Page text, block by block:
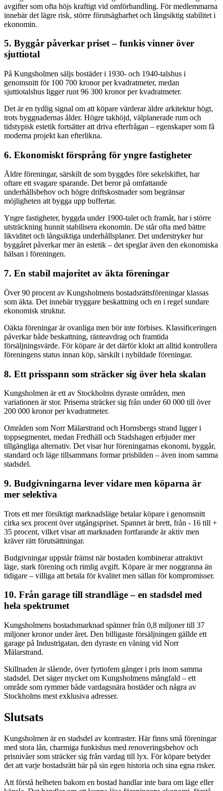
avgifter som ofta höjs kraftigt vid omförhandling. För medlemmarna
innebär det lägre risk, större förutsägbarhet och långsiktig stabilitet i
ekonomin.
5. Byggår påverkar priset – funkis vinner över
sjuttiotal
På Kungsholmen säljs bostäder i 1930- och 1940-talshus i
genomsnitt för 100 700 kronor per kvadratmeter, medan
sjuttiotalshus ligger runt 96 300 kronor per kvadratmeter.
Det är en tydlig signal om att köpare värderar äldre arkitektur högt,
trots byggnadernas ålder. Högre takhöjd, välplanerade rum och
tidstypisk estetik fortsätter att driva efterfrågan – egenskaper som få
moderna projekt kan efterlikna.
6. Ekonomiskt försprång för yngre fastigheter
Äldre föreningar, särskilt de som byggdes före sekelskiftet, har
oftare ett svagare sparande. Det beror på omfattande
underhållsbehov och högre driftskostnader som begränsar
möjligheten att bygga upp buffertar.
Yngre fastigheter, byggda under 1900-talet och framåt, har i större
utsträckning hunnit stabilisera ekonomin. De står ofta med bättre
likviditet och långsiktiga underhållsplaner. Det understryker hur
byggåret påverkar mer än estetik – det speglar även den ekonomiska
hälsan i föreningen.
7. En stabil majoritet av äkta föreningar
Över 90 procent av Kungsholmens bostadsrättsföreningar klassas
som äkta. Det innebär tryggare beskattning och en i regel sundare
ekonomisk struktur.
Oäkta föreningar är ovanliga men bör inte förbises. Klassificeringen
påverkar både beskattning, ränteavdrag och framtida
försäljningsvärde. För köpare är det därför klokt att alltid kontrollera
föreningens status innan köp, särskilt i nybildade föreningar.
8. Ett prisspann som sträcker sig över hela skalan
Kungsholmen är ett av Stockholms dyraste områden, men
variationen är stor. Priserna sträcker sig från under 60 000 till över
200 000 kronor per kvadratmeter.
Områden som Norr Mälarstrand och Hornsbergs strand ligger i
toppsegmentet, medan Fredhäll och Stadshagen erbjuder mer
tillgängliga alternativ. Det visar hur föreningarnas ekonomi, byggår,
standard och läge tillsammans formar prisbilden – även inom samma
stadsdel.
9. Budgivningarna lever vidare men köparna är
mer selektiva
Trots ett mer försiktigt marknadsläge betalar köpare i genomsnitt
cirka sex procent över utgångspriset. Spannet är brett, från - 16 till +
35 procent, vilket visar att marknaden fortfarande är aktiv men
kräver rätt förutsättningar.
Budgivningar uppstår främst när bostaden kombinerar attraktivt
läge, stark förening och rimlig avgift. Köpare är mer noggranna än
tidigare – villiga att betala för kvalitet men sällan för kompromisser.
10. Från garage till strandläge – en stadsdel med
hela spektrumet
Kungsholmens bostadsmarknad spänner från 0,8 miljoner till 37
miljoner kronor under året. Den billigaste försäljningen gällde ett
garage på Industrigatan, den dyraste en våning vid Norr
Mälarstrand.
Skillnaden är slående, över fyrtiofem gånger i pris inom samma
stadsdel. Det säger mycket om Kungsholmens mångfald – ett
område som rymmer både vardagsnära bostäder och några av
Stockholms mest exklusiva adresser.
Slutsats
Kungsholmen är en stadsdel av kontraster. Här finns små föreningar
med stora lån, charmiga funkishus med renoveringsbehov och
prisnivåer som sträcker sig från vardag till lyx. För köpare betyder
det att varje bostadsrätt bär på sin egen historia och sina egna risker.
Att förstå helheten bakom en bostad handlar inte bara om läge eller